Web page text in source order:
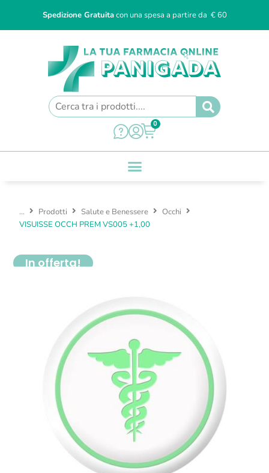
Spedizione Gratuitacon una spesa a partire da € 60
0
... Prodotti Salute e Benessere
Occhi
VISUISSE OCCH PREM VS005 +1,00
In offerta!